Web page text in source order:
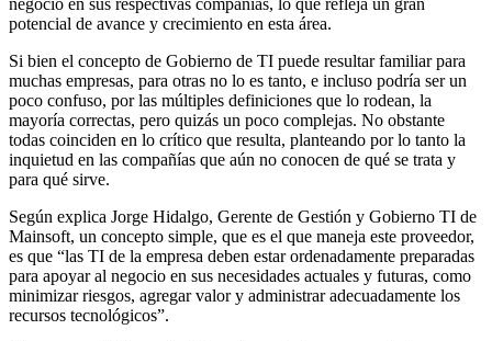
potencial de avance y crecimiento en esta área.
Si bien el concepto de Gobierno de TI puede resultar familiar para
muchas empresas, para otras no lo es tanto, e incluso podría ser un
poco confuso, por las múltiples definiciones que lo rodean, la
mayoría correctas, pero quizás un poco complejas. No obstante
todas coinciden en lo crítico que resulta, planteando por lo tanto la
inquietud en las compañías que aún no conocen de qué se trata y
para qué sirve.
Según explica Jorge Hidalgo, Gerente de Gestión y Gobierno TI de
Mainsoft, un concepto simple, que es el que maneja este proveedor,
es que “las TI de la empresa deben estar ordenadamente preparadas
para apoyar al negocio en sus necesidades actuales y futuras, como
minimizar riesgos, agregar valor y administrar adecuadamente los
recursos tecnológicos”.